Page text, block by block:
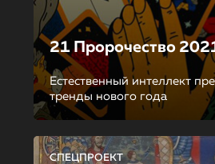
21 Пророчество
Естественный интеллект
тренды нового года
СПЕЦПРОЕКТ